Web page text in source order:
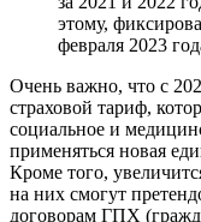
этому,
февраля 2023
Очень важно, что с
страховой тариф,
социальное и
применяться новая
Кроме того,
на них смогут
договорам ГПХ